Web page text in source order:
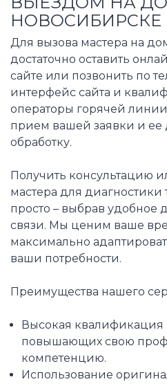
НОВОСИБИРСКЕ
Для вызова мастера на
достаточно оставить
сайте или позвонить по
интерфейс сайта и
операторы горячей
прием вашей заявки и
обработку.
Получить консультацию
мастера для
просто – выбрав удобное
связи. Мы ценим ваше
максимально
ваши потребности.
Преимущества нашего
Высокая квалификация
повышающих свою
компетенцию.
Использование